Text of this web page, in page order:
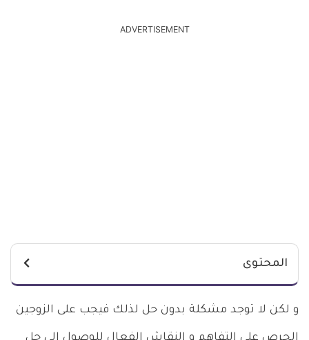
ADVERTISEMENT
المحتوى
و لكن لا توجد مشكلة بدون حل لذلك فيجب على الزوجين